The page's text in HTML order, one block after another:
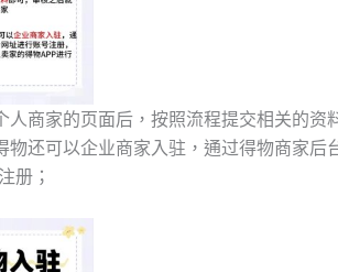
人商家的页面后，按照流程提交相关的资
物还可以企业商家入驻，通过得物商家
册；